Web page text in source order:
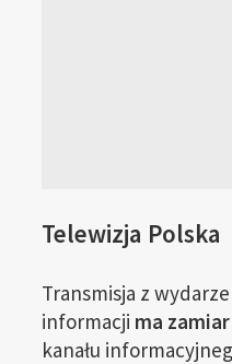
Telewizja Polska
Transmisja z
informacji ma
kanału